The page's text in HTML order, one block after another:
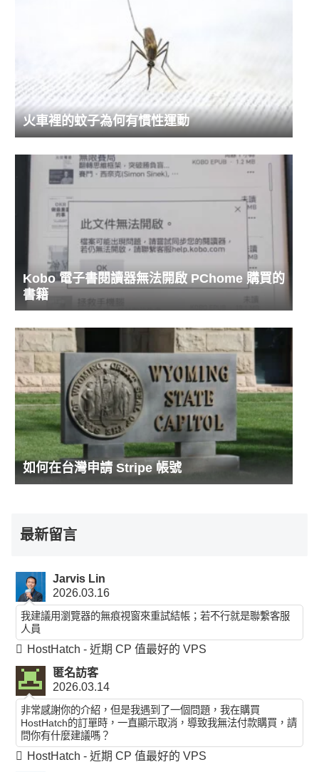
火車裡的蚊子為何有慣性運動
Kobo 電子書閱讀器無法開啟 PChome 購買的
書籍
如何在台灣申請 Stripe 帳號
最新留言
Jarvis Lin
2026.03.16
我建議用瀏覽器的無痕視窗來重試結帳；若不行就是聯繫客服
人員
HostHatch - 近期 CP 值最好的 VPS
匿名訪客
2026.03.14
非常感謝你的介紹，但是我遇到了一個問題，我在購買
HostHatch的訂單時，一直顯示取消，導致我無法付款購買，請
問你有什麼建議嗎？
HostHatch - 近期 CP 值最好的 VPS